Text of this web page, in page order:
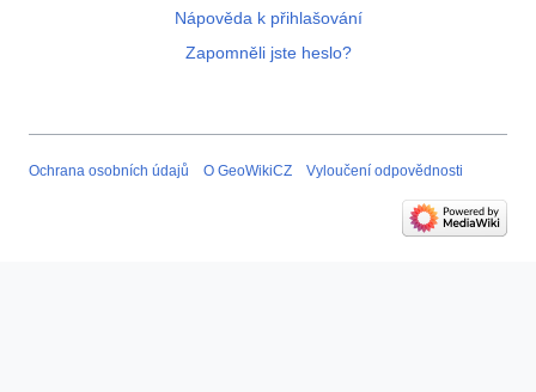
Nápověda k přihlašování
Zapomněli jste heslo?
Ochrana osobních údajů O GeoWikiCZ Vyloučení odpovědnosti